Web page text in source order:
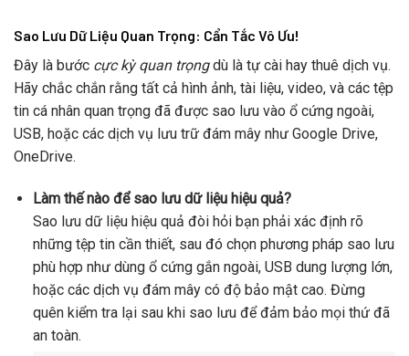
Sao Lưu Dữ Liệu Quan Trọng: Cẩn Tắc Vô Ưu!
Đây là bước cực kỳ quan trọngdù là tự cài hay thuê dịch vụ.
Hãy chắc chắn rằng tất cả hình ảnh, tài liệu, video, và các tệp
tin cá nhân quan trọng đã được sao lưu vào ổ cứng ngoài,
USB, hoặc các dịch vụ lưu trữ đám mây như Google Drive,
OneDrive.
Làm thế nào để sao lưu dữ liệu hiệu quả?
Sao lưu dữ liệu hiệu quả đòi hỏi bạn phải xác định rõ
những tệp tin cần thiết, sau đó chọn phương pháp sao lưu
phù hợp như dùng ổ cứng gắn ngoài, USB dung lượng lớn,
hoặc các dịch vụ đám mây có độ bảo mật cao. Đừng
quên kiểm tra lại sau khi sao lưu để đảm bảo mọi thứ đã
an toàn.